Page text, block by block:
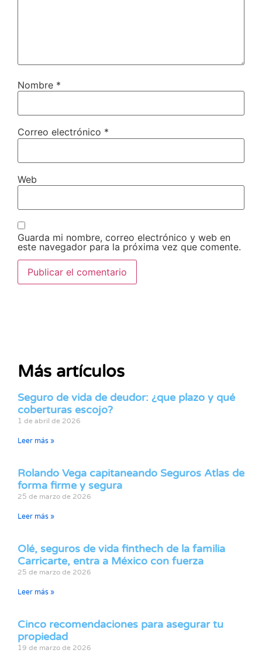
Nombre *
Correo electrónico *
Web
Guarda mi nombre, correo electrónico y web en
este navegador para la próxima vez que comente.
Más artículos
Seguro de vida de deudor: ¿que plazo y qué
coberturas escojo?
1 de abril de 2026
Leer más »
Rolando Vega capitaneando Seguros Atlas de
forma firme y segura
25 de marzo de 2026
Leer más »
Olé, seguros de vida finthech de la familia
Carricarte, entra a México con fuerza
25 de marzo de 2026
Leer más »
Cinco recomendaciones para asegurar tu
propiedad
19 de marzo de 2026